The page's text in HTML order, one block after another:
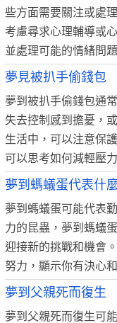
些方面需要關注或處
考慮尋求心理輔導或
並處理可能的情緒問題
夢見被扒手偷錢包
夢到被扒手偷錢包通
失去控制感到擔憂，
生活中，可以注意保
可以思考如何減輕壓
夢到螞蟻蛋代表什
夢到螞蟻蛋可能代表
力的昆蟲，夢到螞蟻
迎接新的挑戰和機會
努力，顯示你有決心
夢到父親死而復生
夢到父親死而復生可